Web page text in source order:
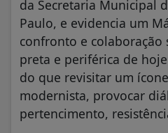
da Secretaria Municipal
Paulo, e evidencia um
confronto e colaboração
preta e periférica de
do que revisitar um
modernista, provocar
pertencimento,